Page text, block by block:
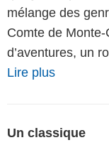
mélange des
Comte de
d’aventures, un
Lire plus
Un classique